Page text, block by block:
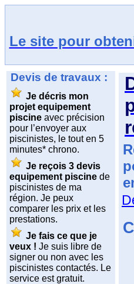
Le site pour
Devis de travaux :
Je décris mon
projet equipement
piscine avec précision
pour l’envoyer aux
piscinistes, le tout en 5
minutes* chrono.
Je reçois 3 devis
equipement piscine de
piscinistes de ma
région. Je peux
comparer les prix et les
prestations.
Je fais ce que je
veux ! Je suis libre de
signer ou non avec les
piscinistes contactés. Le
service est gratuit.